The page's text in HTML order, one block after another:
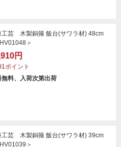
工芸 木製銅箍 飯台(サワラ材) 48cm
＞
円
ポイント
無料、入荷次第出荷
工芸 木製銅箍 飯台(サワラ材) 39cm
＞